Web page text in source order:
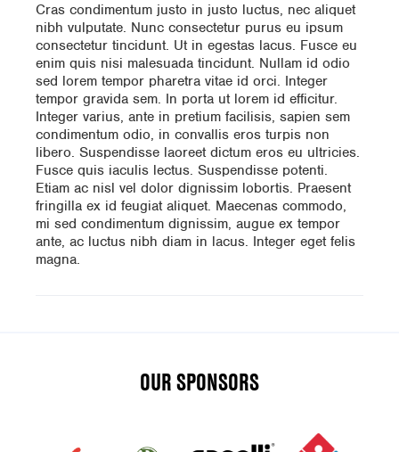
Cras condimentum justo in justo luctus, nec aliquet
nibh vulputate. Nunc consectetur purus eu ipsum
consectetur tincidunt. Ut in egestas lacus. Fusce eu
enim quis nisi malesuada tincidunt. Nullam id odio
sed lorem tempor pharetra vitae id orci. Integer
tempor gravida sem. In porta ut lorem id efficitur.
Integer varius, ante in pretium facilisis, sapien sem
condimentum odio, in convallis eros turpis non
libero. Suspendisse laoreet dictum eros eu ultricies.
Fusce quis iaculis lectus. Suspendisse potenti.
Etiam ac nisl vel dolor dignissim lobortis. Praesent
fringilla ex id feugiat aliquet. Maecenas commodo,
mi sed condimentum dignissim, augue ex tempor
ante, ac luctus nibh diam in lacus. Integer eget felis
magna.
OUR SPONSORS